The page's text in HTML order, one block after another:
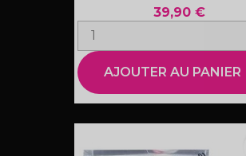
39,90 €
AJOUTER AU PANIER